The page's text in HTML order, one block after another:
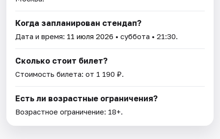
Когда запланирован стендап?
Дата и время: 11 июля 2026 • суббота • 21:30.
Сколько стоит билет?
Стоимость билета: от 1 190 ₽.
Есть ли возрастные ограничения?
Возрастное ограничение: 18+.